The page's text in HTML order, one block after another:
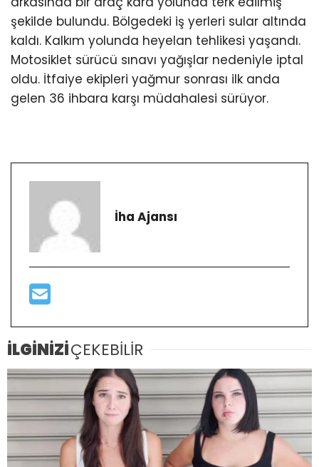
şekilde bulundu. Bölgedeki iş yerleri sular altında
kaldı. Kalkım yolunda heyelan tehlikesi yaşandı.
Motosiklet sürücü sınavı yağışlar nedeniyle iptal
oldu. İtfaiye ekipleri yağmur sonrası ilk anda
gelen 36 ihbara karşı müdahalesi sürüyor.
İha Ajansı
İLGİNİZİÇEKEBİLİR